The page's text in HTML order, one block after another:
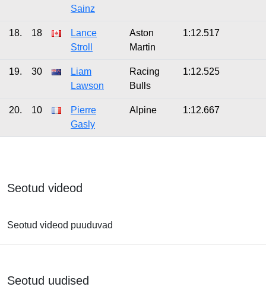
Sainz
18. 18
Lance
Stroll
Aston
Martin
1:12.517
19. 30
Liam
Lawson
Racing
Bulls
1:12.525
20. 10
Pierre
Gasly
Alpine 1:12.667
Seotud videod
Seotud videod puuduvad
Seotud uudised